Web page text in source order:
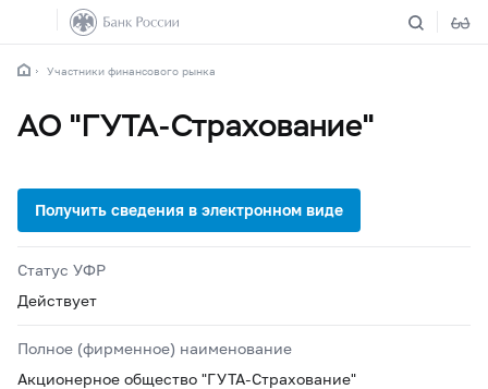
Участники финансового рынка
АО "ГУТА-Страхование"
Статус УФР
Действует
Полное (фирменное) наименование
Акционерное общество "ГУТА-Страхование"